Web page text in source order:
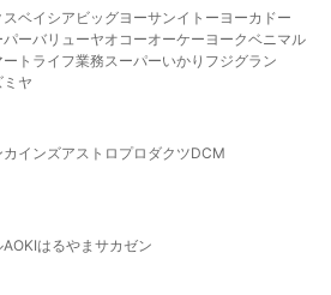
ベイシア ビッグヨーサンイトーヨーカドー
パーバリューヤオコーオーケー ヨークベニマル
ト ライフ業務スーパーいかり フジグラン
ミヤ
カインズアストロプロダクツDCM
AOKIはるやま サカゼン